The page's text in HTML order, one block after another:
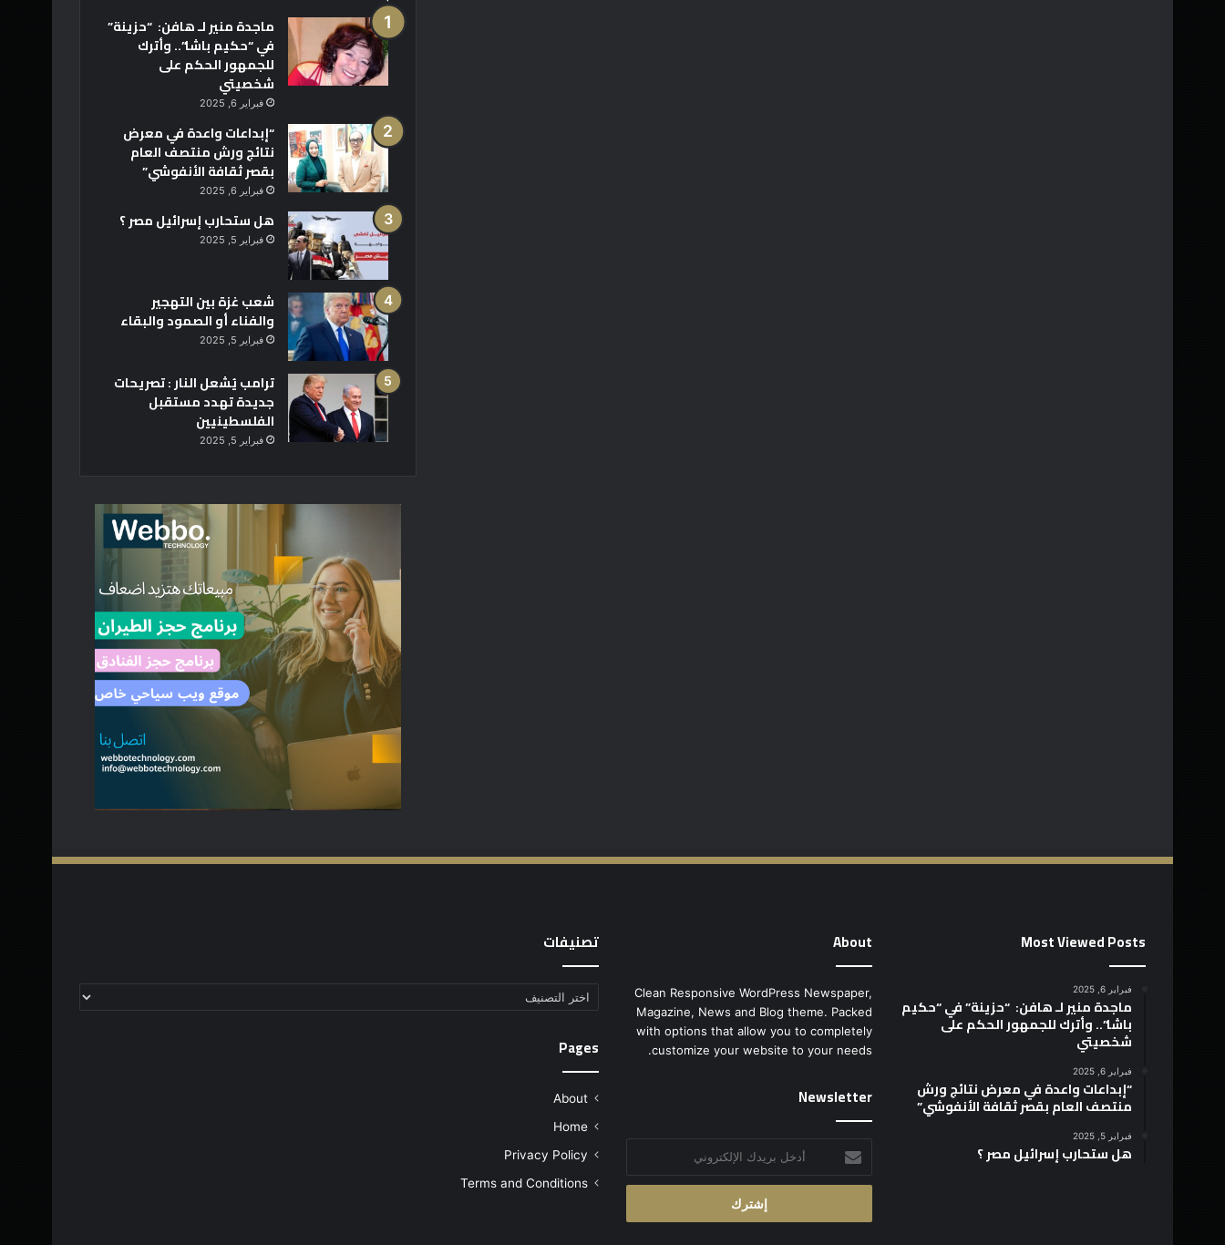
ماجدة منير لـ هافن: “حزينة”
في “حكيم باشا”.. وأترك
للجمهور الحكم على
شخصيتي
فبراير 6, 2025
“إبداعات واعدة في معرض
نتائج ورش منتصف العام
بقصر ثقافة الأنفوشي”
فبراير 6, 2025
هل ستحارب إسرائيل مصر ؟
فبراير 5, 2025
شعب غزة بين التهجير
والفناء أو الصمود والبقاء
فبراير 5, 2025
ترامب يُشعل النار : تصريحات
جديدة تهدد مستقبل
الفلسطينيين
فبراير 5, 2025
Most Viewed Posts
فبراير 6, 2025
ماجدة منير لـ هافن: “حزينة” في “حكيم
باشا”.. وأترك للجمهور الحكم على
شخصيتي
فبراير 6, 2025
“إبداعات واعدة في معرض نتائج ورش
منتصف العام بقصر ثقافة الأنفوشي”
فبراير 5, 2025
هل ستحارب إسرائيل مصر ؟
About
Clean Responsive WordPress Newspaper,
Magazine, News and Blog theme. Packed
with options that allow you to completely
customize your website to your needs.
Newsletter
بريدك
الإلكتروني
تصنيفات
تصنيفات
Pages
About
Home
Privacy Policy
Terms and Conditions